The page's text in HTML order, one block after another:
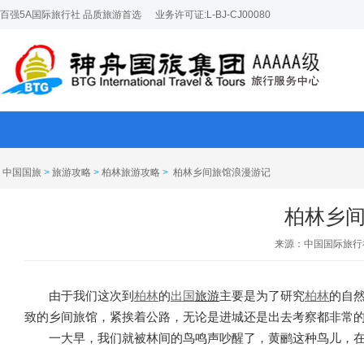
百强5A国际旅行社 品质旅游首选 业务许可证:L-BJ-CJ00080
中国国旅 > 旅游攻略 > 柏林旅游攻略 > 柏林乡间旅馆浪漫游记
柏林乡
来源：中国国际旅
由于我们这次到 柏林的出国旅游主要是为了研究柏林的自
致的乡间旅馆，紧挨着公路，无论是进城还是出去考察都非常
一大早，我们就被林间的鸟鸣声吵醒了，黄鹂这种鸟儿，